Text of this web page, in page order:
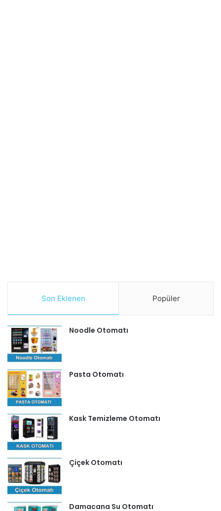
Son Eklenen Popüler
Noodle Otomatı
Pasta Otomatı
Kask Temizleme Otomatı
Çiçek Otomatı
Damacana Su Otomatı